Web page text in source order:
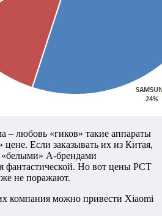
– любовь «гиков» такие аппараты
цене. Если заказывать их из Китая,
«белыми» А-брендами
фантастической. Но вот цены РСТ
не поражают.
компания можно привести Xiaomi